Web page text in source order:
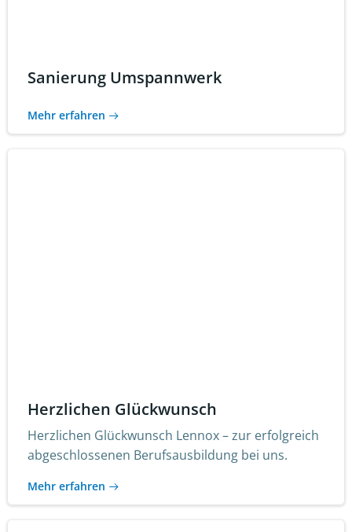
Sanierung Umspannwerk
Mehr erfahren
Herzlichen Glückwunsch
Herzlichen Glückwunsch Lennox – zur erfolgreich
abgeschlossenen Berufsausbildung bei uns.
Mehr erfahren